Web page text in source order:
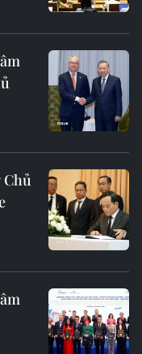
Chủ